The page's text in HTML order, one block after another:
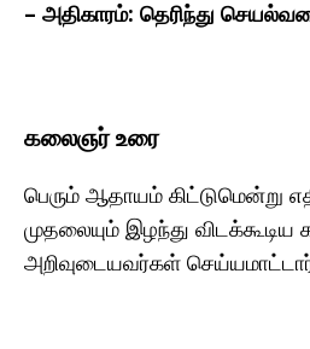
– அதிகாரம்: தெரிந்து
கலைஞர் உரை
பெரும் ஆதாயம் கிட்டுமென்று
முதலையும் இழந்து விடக்கூடிய
அறிவுடையவர்கள்